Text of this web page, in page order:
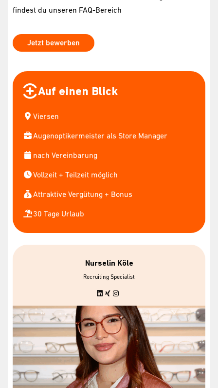
findest du unseren FAQ-Bereich
Jetzt bewerben
Auf einen Blick
Viersen
Augenoptikermeister als Store Manager
nach Vereinbarung
Vollzeit + Teilzeit möglich
Attraktive Vergütung + Bonus
30 Tage Urlaub
Nurselin Köle
Recruiting Specialist